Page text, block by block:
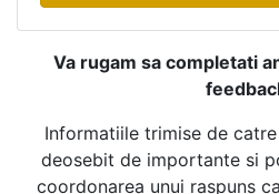
Va rugam sa completati
Informatiile trimise de
deosebit de importante si
coordonarea unui raspuns